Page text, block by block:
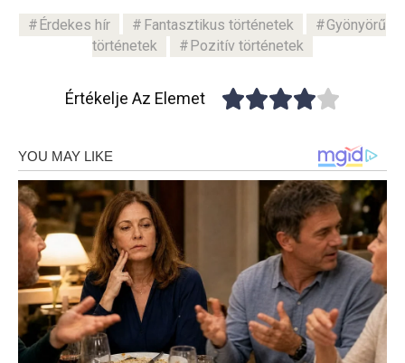
Érdekes hír Fantasztikus történetek
Gyönyörű
történetek
Pozitív történetek
Értékelje Az Elemet